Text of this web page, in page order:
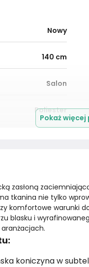
Nowy
140 cm
Salon
Poliester
Pokaż
zasłoną
tkanina nie tylko
komfortowe warunki
blasku i
koniczyna w